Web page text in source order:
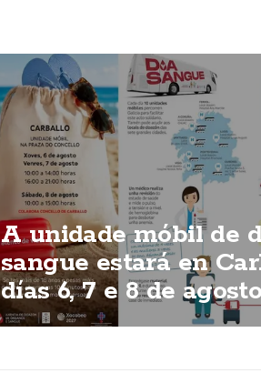
A unidade móbil de
sangue estará en
días 6, 7 e 8 de agosto